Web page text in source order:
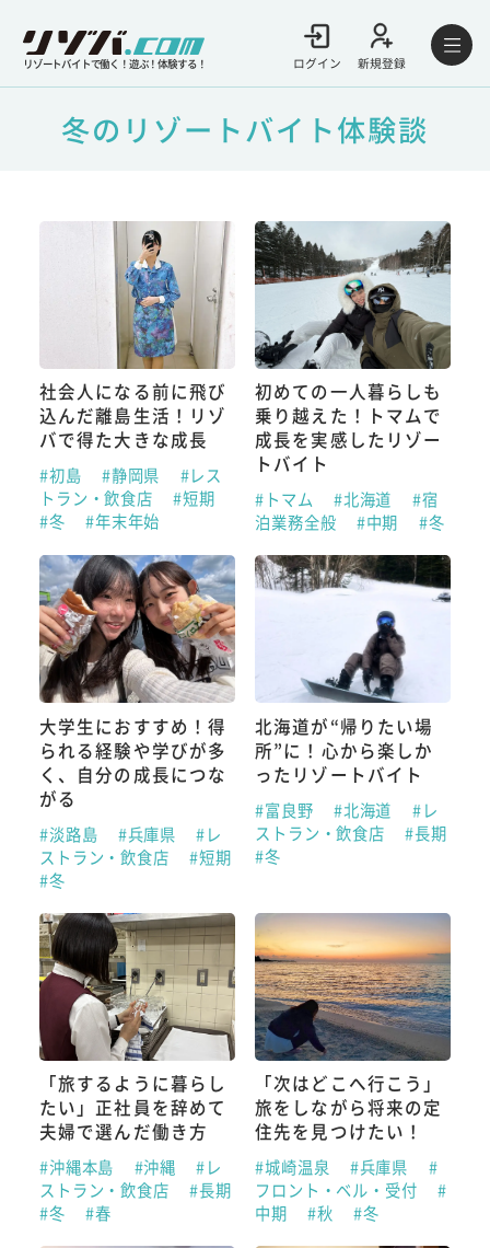
リゾートバイトで働く！遊ぶ！体験する！ ログイン 新規登録
冬のリゾートバイト体験談
社会人になる前に飛び
込んだ離島生活！リゾ
バで得た大きな成長
#初島 #静岡県
#レス
トラン・飲食店
#短期
#冬
#年末年始
初めての一人暮らしも
乗り越えた！トマムで
成長を実感したリゾー
トバイト
#トマム #北海道
#宿
泊業務全般
#中期 #冬
大学生におすすめ！得
られる経験や学びが多
く、自分の成長につな
がる
#淡路島 #兵庫県
#レ
ストラン・飲食店
#短期
#冬
北海道が“帰りたい場
所”に！心から楽しか
ったリゾートバイト
#富良野 #北海道
#レ
ストラン・飲食店
#長期
#冬
「旅するように暮らし
たい」正社員を辞めて
夫婦で選んだ働き方
#沖縄本島 #沖縄
#レ
ストラン・飲食店
#長期
#冬
#春
「次はどこへ行こう」
旅をしながら将来の定
住先を見つけたい！
#城崎温泉 #兵庫県
#
フロント・ベル・受付
#
中期
#秋 #冬